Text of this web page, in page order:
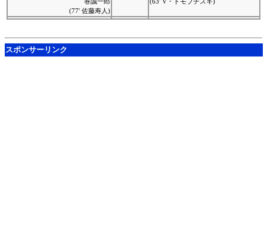
(77' 佐藤寿人)
スポンサーリンク